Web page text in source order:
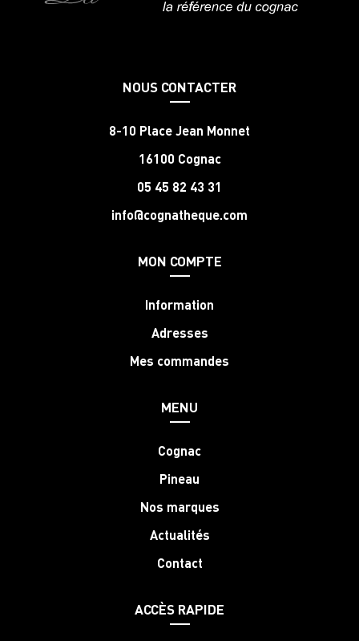
NOUS CONTACTER
8-10 Place Jean Monnet
16100 Cognac
05 45 82 43 31
info@cognatheque.com
MON COMPTE
Information
Adresses
Mes commandes
MENU
Cognac
Pineau
Nos marques
Actualités
Contact
ACCÈS RAPIDE